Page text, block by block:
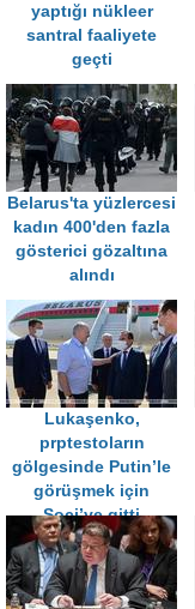
yaptığı nükleer
santral faaliyete
geçti
Belarus'ta yüzlercesi
kadın 400'den fazla
gösterici gözaltına
alındı
Lukaşenko,
prptestoların
gölgesinde Putin’le
görüşmek için
Soçi’ye gitti